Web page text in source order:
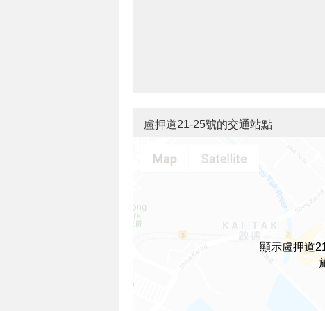
盧押道21-25號的交通站點
顯示盧押道